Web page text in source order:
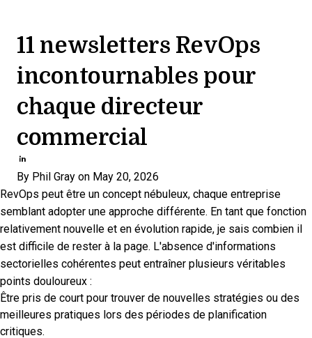
11 newsletters RevOps
incontournables pour
chaque directeur
commercial
Share through Email
Print this page
Share on Pinterest
Share on Twitter
Share on Facebook
By Phil Gray on May 20, 2026
RevOps peut être un concept nébuleux, chaque entreprise
semblant adopter une approche différente. En tant que fonction
relativement nouvelle et en évolution rapide, je sais combien il
est difficile de rester à la page. L'absence d'informations
sectorielles cohérentes peut entraîner plusieurs véritables
points douloureux :
Être pris de court pour trouver de nouvelles stratégies ou des
meilleures pratiques lors des périodes de planification
critiques.